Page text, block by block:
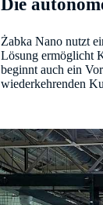
Żabka Nano nutzt
Lösung ermöglicht
beginnt auch ein
wiederkehrenden